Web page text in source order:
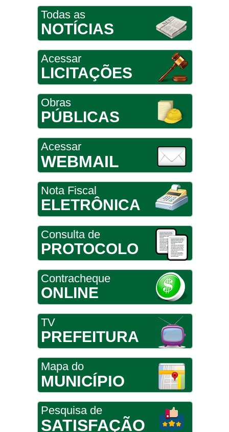
Todas as
NOTÍCIAS
Acessar
LICITAÇÕES
Obras
PÚBLICAS
Acessar
WEBMAIL
Nota Fiscal
ELETRÔNICA
Consulta de
PROTOCOLO
Contracheque
ONLINE
TV
PREFEITURA
Mapa do
MUNICÍPIO
Pesquisa de
SATISFAÇÃO